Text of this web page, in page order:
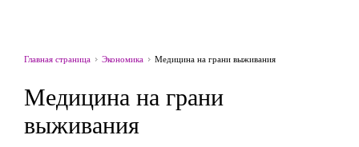
Главная страница Экономика Медицина на грани выживания
Медицина на грани
выживания